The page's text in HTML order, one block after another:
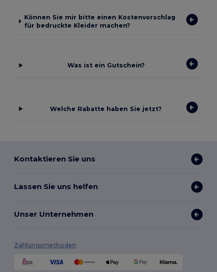
Können Sie mir bitte einen Kostenvorschlag
für bedruckte Kleider machen?
Was ist ein Gutschein?
Welche Rabatte haben Sie jetzt?
Kontaktieren Sie uns
Lassen Sie uns helfen
Unser Unternehmen
Zahlungsmethoden